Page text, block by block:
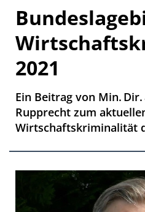
2021
Ein Beitrag von Min. Dir.
Rupprecht zum
Wirtschaftskriminalität